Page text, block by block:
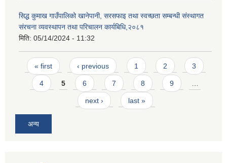
सिद्ध कुमाख गाउँपालिको खानेपानी, सरसफाइ तथा स्वच्छता सम्बन्धी संस्थागत
संरचना व्यवस्थापन तथा परिचालन कार्यबिधि,२०८१
मिति: 05/14/2024 - 11:32
Pages
« first ‹ previous 1 2 3
4 5 6 7 8 9
next › last »
अन्य